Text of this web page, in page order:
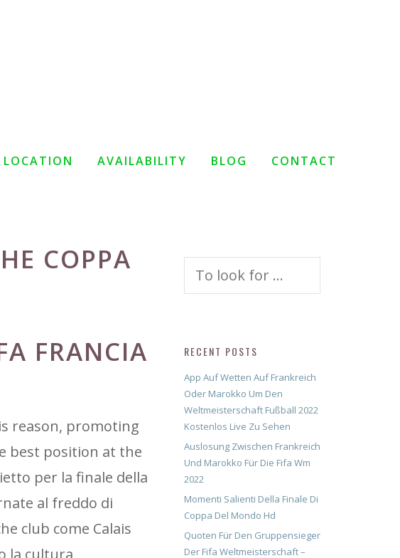
LOCATION AVAILABILITY BLOG CONTACT
COPPA
FRANCIA
reason, promoting
best position at the
per la finale della
al freddo di
club come Calais
la cultura
RECENT POSTS
App Auf Wetten Auf Frankreich
Oder Marokko Um Den
Weltmeisterschaft Fußball 2022
Kostenlos Live Zu Sehen
Auslosung Zwischen Frankreich
Und Marokko Für Die Fifa Wm
2022
Momenti Salienti Della Finale Di
Coppa Del Mondo Hd
Quoten Für Den Gruppensieger
Der Fifa Weltmeisterschaft –